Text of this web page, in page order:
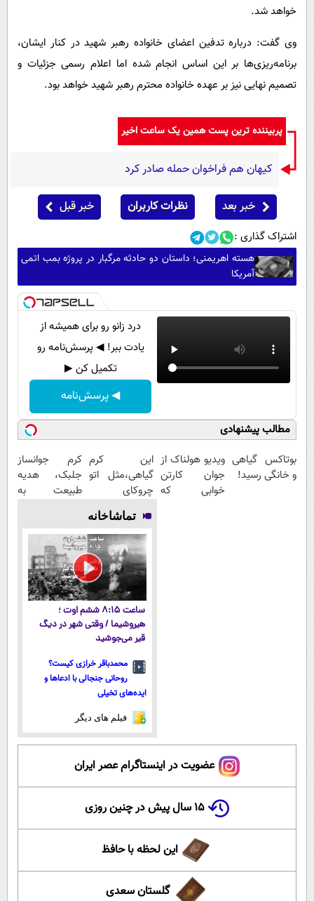
خواهد شد.
وی گفت: درباره تدفین اعضای خانواده رهبر شهید در کنار ایشان،
برنامه‌ریزی‌ها بر این اساس انجام شده‌ اما اعلام رسمی جزئیات و
تصمیم نهایی نیز بر عهده خانواده محترم رهبر شهید خواهد بود.
پربیننده ترین پست همین یک ساعت اخیر
کیهان هم فراخوان حمله صادر کرد
خبر بعد نظرات کاربران خبر قبل
اشتراک گذاری :
هسته اهریمنی؛ داستان دو حادثه مرگبار در پروژه بمب اتمی
آمریکا
درد زانو رو برای همیشه از
یادت ببر! ◀ پرسش‌نامه رو
تکمیل کن ▶
◀ پرسش‌نامه
مطالب پیشنهادی
بوتاکس گیاهی
و خانگی رسید!
ویدیو هولناک از
جوان کارتن
خوابی که
این کرم
گیاهی،مثل اتو
چروکای
پوستتوصاف
میکنه!50%تخفیف
کرم جوانساز
جلبک، هدیه
طبیعت به
تماشاخانه
ساعت ۸:۱۵ ششم اوت ؛
هیروشیما / وقتی شهر در دیگ
قیر می‌جوشید
محمدباقر خرازی کیست؟
روحانی جنجالی با ادعاها و
ایده‌های تخیلی
فیلم های دیگر
عضویت در اینستاگرام عصر ایران
۱۵ سال پیش در چنین روزی
این لحظه با حافظ
گلستان سعدی